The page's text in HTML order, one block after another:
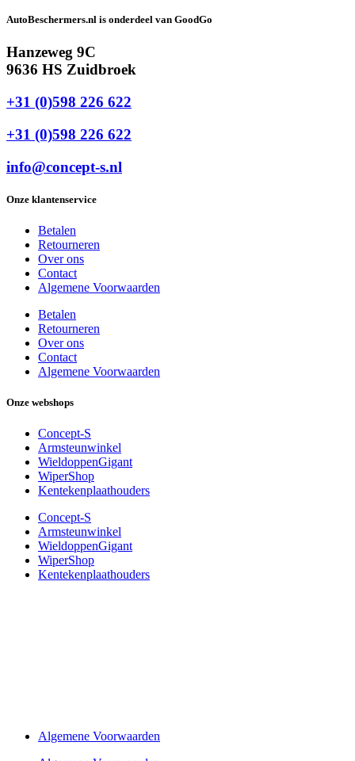
AutoBeschermers.nl is onderdeel van GoodGo
Hanzeweg 9C
9636 HS Zuidbroek
+31 (0)598 226 622
+31 (0)598 226 622
info@concept-s.nl
Onze klantenservice
Betalen
Retourneren
Over ons
Contact
Algemene Voorwaarden
Betalen
Retourneren
Over ons
Contact
Algemene Voorwaarden
Onze webshops
Concept-S
Armsteunwinkel
WieldoppenGigant
WiperShop
Kentekenplaathouders
Concept-S
Armsteunwinkel
WieldoppenGigant
WiperShop
Kentekenplaathouders
Algemene Voorwaarden